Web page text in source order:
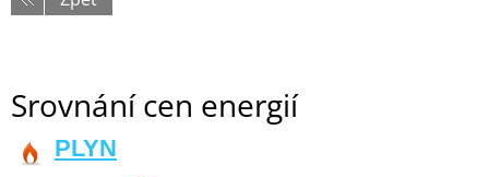
Srovnání cen energií
PLYN